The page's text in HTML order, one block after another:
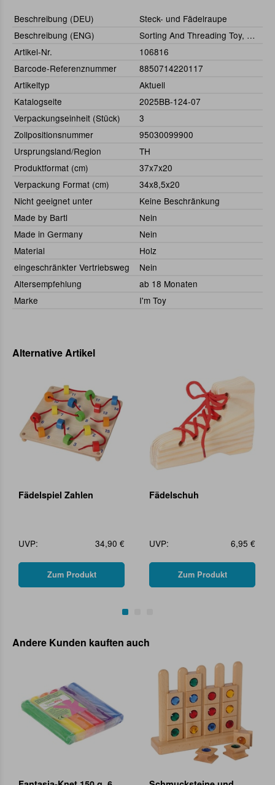
Beschreibung (DEU)
Steck- und Fädelraupe
Beschreibung (ENG)
Sorting And Threading Toy, Caterpillar
Artikel-Nr.
106816
Barcode-Referenznummer
8850714220117
Artikeltyp
Aktuell
Katalogseite
2025BB-124-07
Verpackungseinheit (Stück)
3
Zollpositionsnummer
95030099900
Ursprungsland/Region
TH
Produktformat (cm)
37x7x20
Verpackung Format (cm)
34x8,5x20
Nicht geeignet unter
Keine Beschränkung
Made by Bartl
Nein
Made in Germany
Nein
Material
Holz
eingeschränkter Vertriebsweg
Nein
Altersempfehlung
ab 18 Monaten
Marke
I'm Toy
Alternative Artikel
Fädelspiel Zahlen
UVP: 34,90 €
Zum Produkt
Fädelschuh
UVP: 6,95 €
Zum Produkt
Andere Kunden kauften auch